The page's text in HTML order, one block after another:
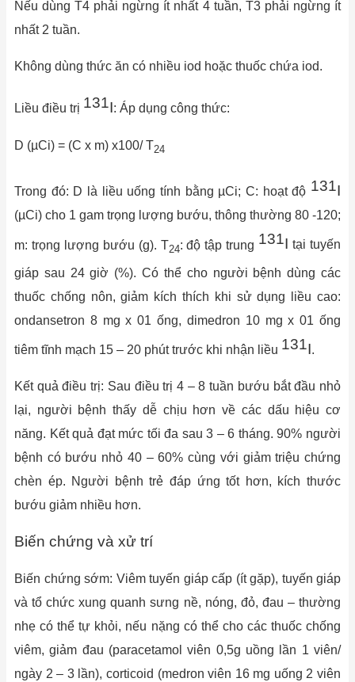
Nếu dùng T4 phải ngừng ít nhất 4 tuần, T3 phải ngừng ít
nhất 2 tuần.
Không dùng thức ăn có nhiều iod hoặc thuốc chứa iod.
Liều điều trị 131I: Áp dụng công thức:
D (µCi) = (C x m) x100/ T24
Trong đó: D là liều uống tính bằng µCi; C: hoạt độ 131I
(µCi) cho 1 gam trọng lượng bướu, thông thường 80 -120;
m: trọng lượng bướu (g). T24: độ tập trung 131I tại tuyến
giáp sau 24 giờ (%). Có thể cho người bệnh dùng các
thuốc chống nôn, giảm kích thích khi sử dụng liều cao:
ondansetron 8 mg x 01 ống, dimedron 10 mg x 01 ống
tiêm tĩnh mạch 15 – 20 phút trước khi nhận liều 131I.
Kết quả điều trị: Sau điều trị 4 – 8 tuần bướu bắt đầu nhỏ
lại, người bệnh thấy dễ chịu hơn về các dấu hiệu cơ
năng. Kết quả đạt mức tối đa sau 3 – 6 tháng. 90% người
bệnh có bướu nhỏ 40 – 60% cùng với giảm triệu chứng
chèn ép. Người bệnh trẻ đáp ứng tốt hơn, kích thước
bướu giảm nhiều hơn.
Biến chứng và xử trí
Biến chứng sớm: Viêm tuyến giáp cấp (ít gặp), tuyến giáp
và tổ chức xung quanh sưng nề, nóng, đỏ, đau – thường
nhẹ có thể tự khỏi, nếu nặng có thể cho các thuốc chống
viêm, giảm đau (paracetamol viên 0,5g uồng lần 1 viên/
ngày 2 – 3 lần), corticoid (medron viên 16 mg uống 2 viên